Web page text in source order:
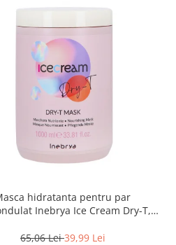
hidratanta pentru par
Inebrya Ice Cream Dry-T,
65,06 Lei39,99 Lei